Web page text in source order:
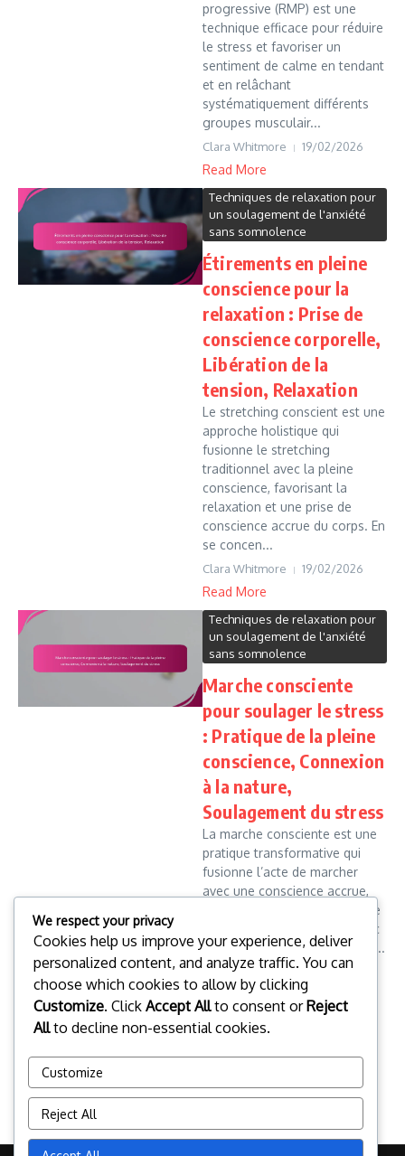
progressive (RMP) est une
technique efficace pour réduire
le stress et favoriser un
sentiment de calme en tendant
et en relâchant
systématiquement différents
groupes musculair...
Clara Whitmore 19/02/2026
Read More
Techniques de relaxation pour
un soulagement de l'anxiété
sans somnolence
Étirements en pleine
conscience pour la
relaxation : Prise de
conscience corporelle,
Libération de la
tension, Relaxation
Le stretching conscient est une
approche holistique qui
fusionne le stretching
traditionnel avec la pleine
conscience, favorisant la
relaxation et une prise de
conscience accrue du corps. En
se concen...
Clara Whitmore 19/02/2026
Read More
Techniques de relaxation pour
un soulagement de l'anxiété
sans somnolence
Marche consciente
pour soulager le stress
: Pratique de la pleine
conscience, Connexion
à la nature,
Soulagement du stress
La marche consciente est une
pratique transformative qui
fusionne l’acte de marcher
avec une conscience accrue,
permettant aux individus de se
connecter profondément avec
leur corps et l’environnement...
Clara Whitmore 17/02/2026
Read More
Read more
1 2
We respect your privacy
Cookies help us improve your experience, deliver
personalized content, and analyze traffic. You can
choose which cookies to allow by clicking
Customize. Click Accept Allto consent orReject
Allto decline non-essential cookies.
Customize
Reject All